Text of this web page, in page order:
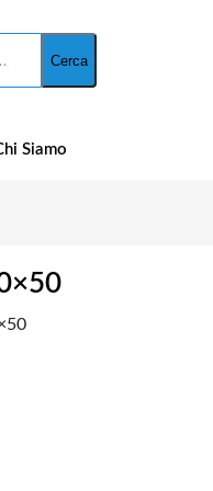
Cerca
Siamo